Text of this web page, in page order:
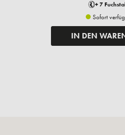
+ 7
Sofort
IN DEN